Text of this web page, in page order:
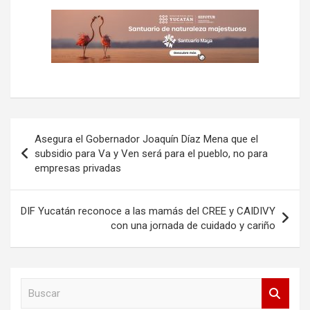
de
entradas
Asegura el Gobernador Joaquín Díaz Mena que el
subsidio para Va y Ven será para el pueblo, no para
empresas privadas
DIF Yucatán reconoce a las mamás del CREE y CAIDIVY
con una jornada de cuidado y cariño